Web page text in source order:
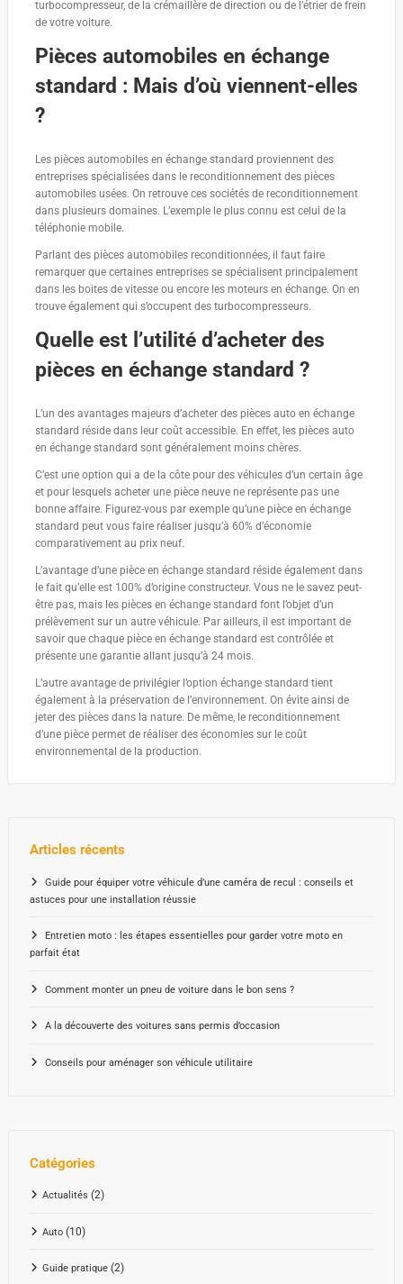
turbocompresseur, de la crémaillère de direction ou de l’étrier de frein
de votre voiture.
Pièces automobiles en échange
standard : Mais d’où viennent-elles
?
Les pièces automobiles en échange standard proviennent des
entreprises spécialisées dans le reconditionnement des pièces
automobiles usées. On retrouve ces sociétés de reconditionnement
dans plusieurs domaines. L’exemple le plus connu est celui de la
téléphonie mobile.
Parlant des pièces automobiles reconditionnées, il faut faire
remarquer que certaines entreprises se spécialisent principalement
dans les boites de vitesse ou encore les moteurs en échange. On en
trouve également qui s’occupent des turbocompresseurs.
Quelle est l’utilité d’acheter des
pièces en échange standard ?
L’un des avantages majeurs d’acheter des pièces auto en échange
standard réside dans leur coût accessible. En effet, les pièces auto
en échange standard sont généralement moins chères.
C’est une option qui a de la côte pour des véhicules d’un certain âge
et pour lesquels acheter une pièce neuve ne représente pas une
bonne affaire. Figurez-vous par exemple qu’une pièce en échange
standard peut vous faire réaliser jusqu’à 60% d’économie
comparativement au prix neuf.
L’avantage d’une pièce en échange standard réside également dans
le fait qu’elle est 100% d’origine constructeur. Vous ne le savez peut-
être pas, mais les pièces en échange standard font l’objet d’un
prélèvement sur un autre véhicule. Par ailleurs, il est important de
savoir que chaque pièce en échange standard est contrôlée et
présente une garantie allant jusqu’à 24 mois.
L’autre avantage de privilégier l’option échange standard tient
également à la préservation de l’environnement. On évite ainsi de
jeter des pièces dans la nature. De même, le reconditionnement
d’une pièce permet de réaliser des économies sur le coût
environnemental de la production.
Articles récents
Guide pour équiper votre véhicule d’une caméra de recul : conseils et
astuces pour une installation réussie
Entretien moto : les étapes essentielles pour garder votre moto en
parfait état
Comment monter un pneu de voiture dans le bon sens ?
A la découverte des voitures sans permis d’occasion
Conseils pour aménager son véhicule utilitaire
Catégories
Actualités (2)
Auto(10)
Guide pratique(2)